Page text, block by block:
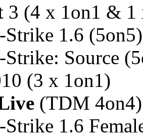
3 (4 x 1on1 & 1
Strike 1.6 (5on5)
Strike: Source
(3 x 1on1)
(TDM 4on4)
Strike 1.6